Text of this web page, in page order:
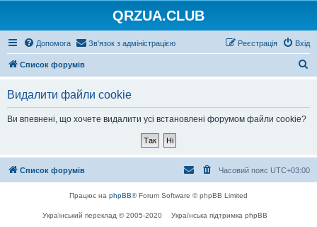
QRZUA.CLUB
Допомога Зв'язок з адміністрацією Вхід
Реєстрація
Список форумів
Видалити файли cookie
Ви впевнені, що хочете видалити усі встановлені форумом файли cookie?
Список форумів Часовий пояс UTC+03:00
Працює на phpBB® Forum Software © phpBB Limited
Український переклад © 2005-2020 Українська підтримка phpBB